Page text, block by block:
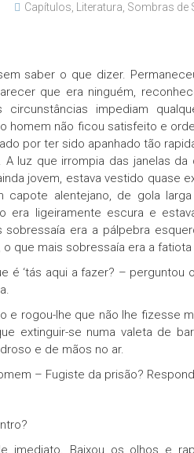
Capítulos Literatura Sombras de
saber o que dizer.
que era ninguém,
circunstâncias impediam
homem não ficou satisfeito e
por ter sido apanhado tão
A luz que irrompia das janelas
jovem, estava vestido quase
capote alentejano, de gola
era ligeiramente escura e
sobressaía era a pálpebra
o que mais sobressaía era a
é ‘tás aqui a fazer? –
e rogou-lhe que não lhe fizesse
extinguir-se numa valeta de
e de mãos no ar.
– Fugiste da prisão?
imediato. Baixou os olhos e